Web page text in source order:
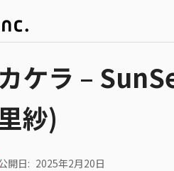
ケラ –
紗)
開日: 2025年2月20日